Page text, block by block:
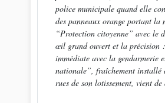
police municipale quand elle
des panneaux orange portant la
“Protection citoyenne” avec le
œil grand ouvert et la précision
immédiate avec la gendarmerie
nationale”, fraîchement installé
rues de son lotissement, vient